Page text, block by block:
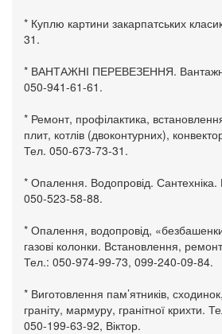
* Куплю картини закарпатських
31.
* ВАНТАЖНІ ПЕРЕВЕЗЕННЯ.
050-941-61-61.
* Ремонт, профілактика,
плит, котлів (двоконтурних),
Тел. 050-673-73-31.
* Опалення. Водопровід.
050-523-58-88.
* Опалення, водопровід,
газові колонки. Встановлення,
Тел.: 050-974-99-73, 099-240-09-84.
* Виготовлення пам’ятників, сходинок,
граніту, мармуру, гранітної крихти.
050-199-63-92, Віктор.